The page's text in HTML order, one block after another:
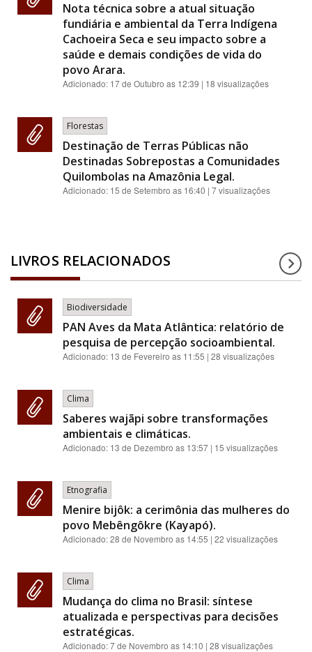
Nota técnica sobre a atual situação
fundiária e ambiental da Terra Indígena
Cachoeira Seca e seu impacto sobre a
saúde e demais condições de vida do
povo Arara.
Adicionado: 17 de Outubro as 12:39 | 18 visualizações
Florestas
Destinação de Terras Públicas não
Destinadas Sobrepostas a Comunidades
Quilombolas na Amazônia Legal.
Adicionado: 15 de Setembro as 16:40 | 7 visualizações
LIVROS RELACIONADOS
Biodiversidade
PAN Aves da Mata Atlântica: relatório de
pesquisa de percepção socioambiental.
Adicionado: 13 de Fevereiro as 11:55 | 28 visualizações
Clima
Saberes wajãpi sobre transformações
ambientais e climáticas.
Adicionado: 13 de Dezembro as 13:57 | 15 visualizações
Etnografia
Menire bijôk: a cerimônia das mulheres do
povo Mebêngôkre (Kayapó).
Adicionado:28 de Novembro as 14:55 | 22 visualizações
Clima
Mudança do clima no Brasil: síntese
atualizada e perspectivas para decisões
estratégicas.
Adicionado:7 de Novembro as 14:10 | 28 visualizações